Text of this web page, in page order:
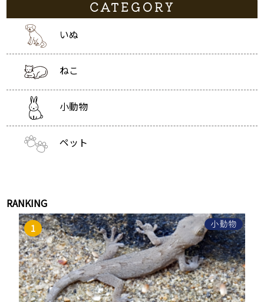
CATEGORY
いぬ
ねこ
小動物
ペット
RANKING
小動物